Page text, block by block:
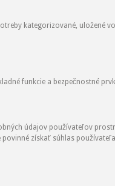
kategorizované, uložené
funkcie a bezpečnostné
údajov používateľov
získať súhlas